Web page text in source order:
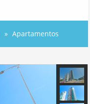
Apartamentos